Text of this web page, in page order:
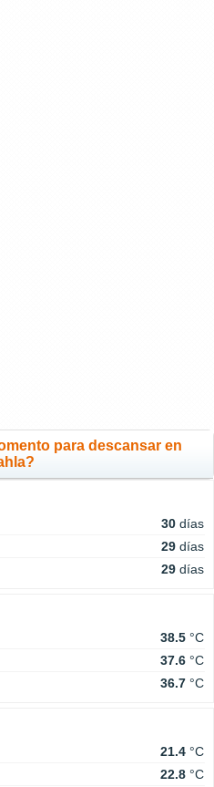
para descansar en
30 días
29 días
29 días
38.5 °C
37.6 °C
36.7 °C
21.4 °C
22.8 °C